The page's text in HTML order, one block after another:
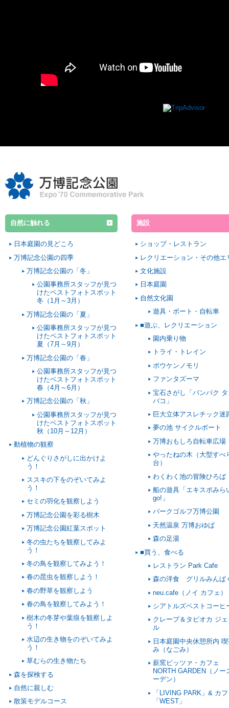
自然に触れる
日本庭園の見どころ
万博記念公園の四季
万博記念公園の「冬」
公園事務所スタッフが見つ
けたベストフォトスポット
冬（1月～3月）
万博記念公園の「夏」
公園事務所スタッフが見つ
けたベストフォトスポット
夏（7月～9月）
万博記念公園の「春」
公園事務所スタッフが見つ
けたベストフォトスポット
春（4月～6月）
万博記念公園の「秋」
公園事務所スタッフが見つ
けたベストフォトスポット
秋（10月～12月）
動植物の観察
どんぐりさがしに出かけよ
う！
ススキの下をのぞいてみよ
う！
セミの羽化を観察しよう
万博記念公園を彩る樹木
万博記念公園紅葉スポット
冬の虫たちを観察してみよ
う！
冬の鳥を観察してみよう！
春の昆虫を観察しよう！
春の野草を観察しよう
春の鳥を観察してみよう！
樹木の冬芽や葉痕を観察しよ
う！
水辺の生き物をのぞいてみよ
う！
草むらの生き物たち
森を探検する
自然に親しむ
散策モデルコース
施設
ショップ・レストラン
レクリエーション・その他エ
文化施設
日本庭園
自然文化園
遊具・ボート・自転車
■遊ぶ、レクリエーション
園内乗り物
トライ・トレイン
ボウケンノモリ
ファンタズーマ
宝石さがし「バンパク
バコ」
巨大立体アスレチック迷
夢の池 サイクルボート
万博おもしろ自転車広場
やったねの木（大型すべ
台）
わくわく池の冒険ひろば
船の遊具「エキスポみら
go!」
パークゴルフ万博公園
天然温泉 万博おゆば
森の足湯
■買う、食べる
レストラン Park Cafe
森の洋食 グリルみんぱ
neu.cafe（ノイ カフェ）
シアトルズベストコーヒ
クレープ＆タピオカ ジ
ル
日本庭園中央休憩所内
み（なごみ）
薪窯ピッツァ・カフェ
NORTH GARDEN（ノー
ーデン）
「LIVING PARK」& カ
「WEST」